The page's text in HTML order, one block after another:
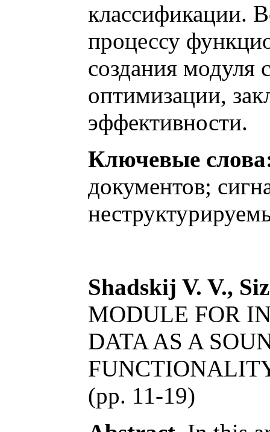
классификации.
процессу
создания модуля
оптимизации,
эффективности.
Ключевые
документов;
Shadskij V. V.,
MODULE FOR
DATA AS A
(pp. 11-19)